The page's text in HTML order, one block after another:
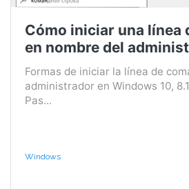
Cómo iniciar una línea
en nombre del
Formas de iniciar la línea de
administrador en Windows 10,
Pas...
Windows